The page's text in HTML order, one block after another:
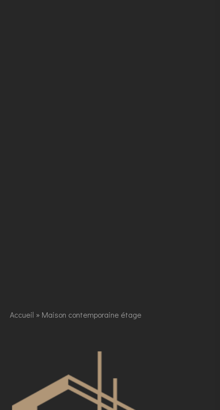
Accueil » Maison contemporaine étage